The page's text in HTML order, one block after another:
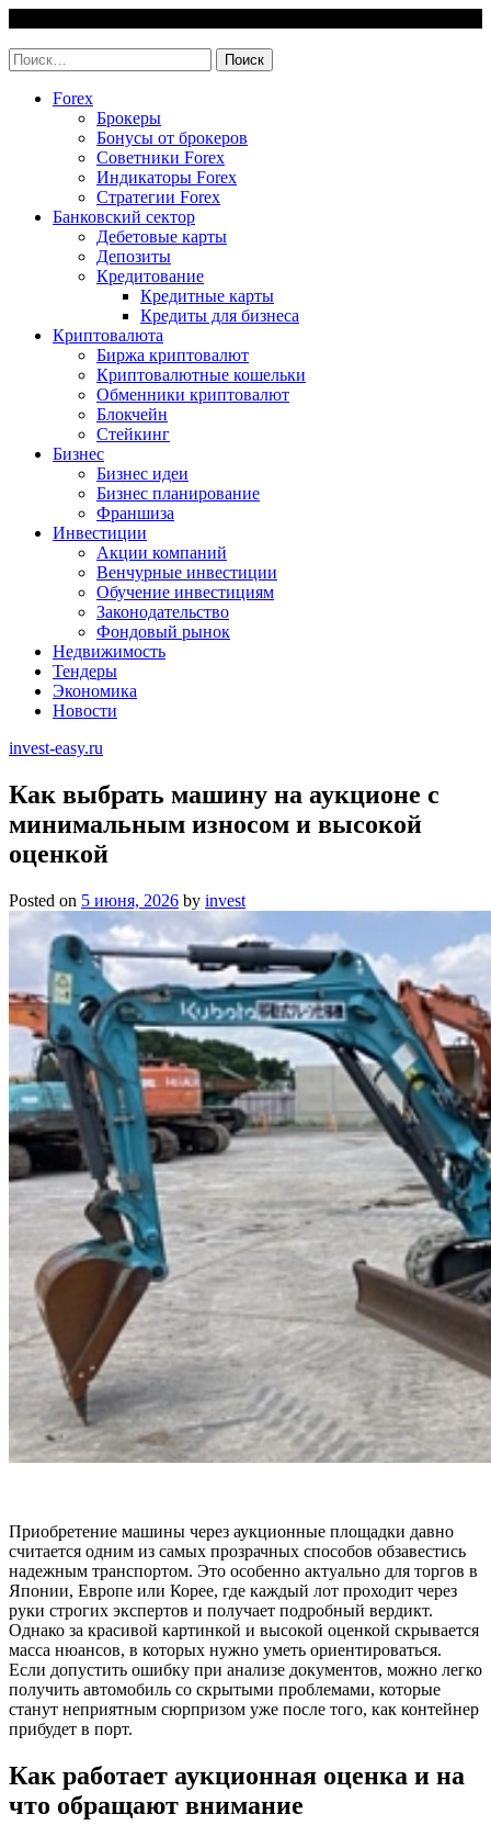
content
Найти:
Forex
Брокеры
Бонусы от брокеров
Советники Forex
Индикаторы Forex
Стратегии Forex
Банковский сектор
Дебетовые карты
Депозиты
Кредитование
Кредитные карты
Кредиты для бизнеса
Криптовалюта
Биржа криптовалют
Криптовалютные кошельки
Обменники криптовалют
Блокчейн
Стейкинг
Бизнес
Бизнес идеи
Бизнес планирование
Франшиза
Инвестиции
Акции компаний
Венчурные инвестиции
Обучение инвестициям
Законодательство
Фондовый рынок
Недвижимость
Тендеры
Экономика
Новости
invest-easy.ru
Как выбрать машину на аукционе с
минимальным износом и высокой
оценкой
Posted on 5 июня, 2026 by invest
Приобретение машины через аукционные площадки давно
считается одним из самых прозрачных способов обзавестись
надежным транспортом. Это особенно актуально для торгов в
Японии, Европе или Корее, где каждый лот проходит через
руки строгих экспертов и получает подробный вердикт.
Однако за красивой картинкой и высокой оценкой скрывается
масса нюансов, в которых нужно уметь ориентироваться.
Если допустить ошибку при анализе документов, можно легко
получить автомобиль со скрытыми проблемами, которые
станут неприятным сюрпризом уже после того, как контейнер
прибудет в порт.
Как работает аукционная оценка и на
что обращают внимание